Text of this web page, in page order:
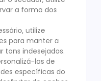
a forma dos
utilize
para manter a
tons indesejados.
las de
específicas do